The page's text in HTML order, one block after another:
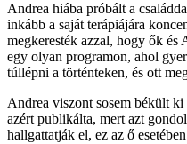
Andrea hiába próbált a
inkább a saját terápiájára
megkeresték azzal, hogy ők és
egy olyan programon, ahol
túllépni a történteken, és ott
Andrea viszont sosem békült ki
azért publikálta, mert azt
hallgattatják el, ez az ő